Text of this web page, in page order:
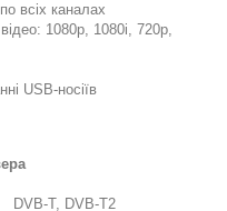
всіх каналах
відео: 1080p, 1080i, 720p,
USB-носіїв
DVB-T, DVB-T2